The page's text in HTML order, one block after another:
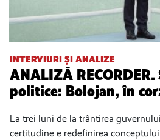
INTERVIURI ȘI ANALIZE
ANALIZĂ
politice: Bolojan, în
La trei luni de la trântirea
certitudine e redefinirea